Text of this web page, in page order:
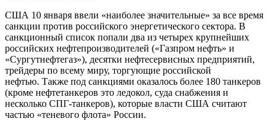
США 10 января ввели «наиболее значительные» за все время
санкции против российского энергетического сектора. В
санкционный список попали два из четырех крупнейших
российских нефтепроизводителей («Газпром нефть» и
«Сургутнефтегаз»), десятки нефтесервисных предприятий,
трейдеры по всему миру, торгующие российской
нефтью. Также под санкциями оказалось более 180 танкеров
(кроме нефтетанкеров это ледокол, суда снабжения и
несколько СПГ-танкеров), которые власти США считают
частью «теневого флота» России.